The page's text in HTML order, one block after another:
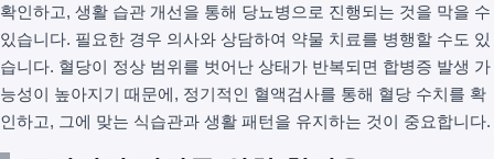
확인하고, 생활 습관 개선을 통해 당뇨병으로 진행되는 것을 막을 수
있습니다. 필요한 경우 의사와 상담하여 약물 치료를 병행할 수도 있
습니다. 혈당이 정상 범위를 벗어난 상태가 반복되면 합병증 발생 가
능성이 높아지기 때문에, 정기적인 혈액검사를 통해 혈당 수치를 확
인하고, 그에 맞는 식습관과 생활 패턴을 유지하는 것이 중요합니다.